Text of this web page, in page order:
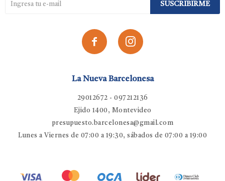
La Nueva Barcelonesa
29012672 - 097212136
Ejido 1400, Montevideo
presupuesto.barcelonesa@gmail.com
Lunes a Viernes de 07:00 a 19:30, sábados de 07:00 a 19:00
SUSCRIBIRME
 